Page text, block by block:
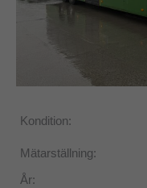
Kondition:
Mätarställning:
År: